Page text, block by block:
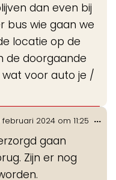
dan even bij
bus wie gaan we
locatie op de
de doorgaande
voor auto je /
februari 2024 om 11:25
gaan
Zijn er nog
...